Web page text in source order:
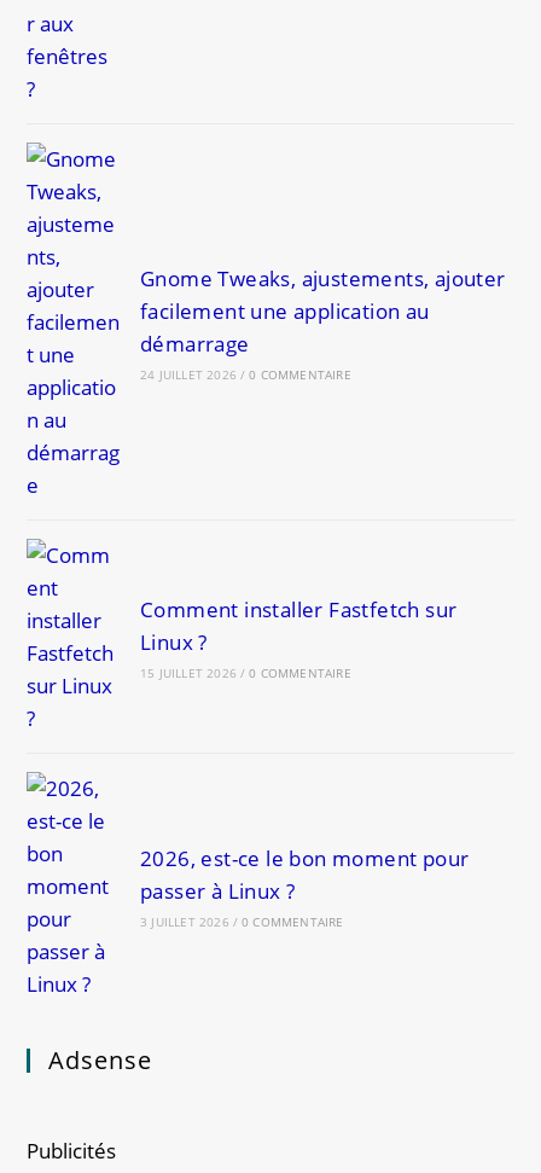
Gnome Tweaks, ajustements, ajouter
facilement une application au
démarrage
24 JUILLET 2026 / 0 COMMENTAIRE
Comment installer Fastfetch sur
Linux ?
15 JUILLET 2026 / 0 COMMENTAIRE
2026, est-ce le bon moment pour
passer à Linux ?
3 JUILLET 2026 / 0 COMMENTAIRE
Adsense
Publicités